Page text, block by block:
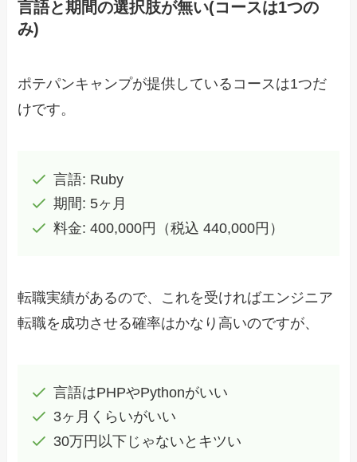
言語と期間の選択肢が無い(コースは1つの
み)
ポテパンキャンプが提供しているコースは1つだ
けです。
言語: Ruby
期間: 5ヶ月
料金: 400,000円（税込 440,000円）
転職実績があるので、これを受ければエンジニア
転職を成功させる確率はかなり高いのですが、
言語はPHPやPythonがいい
3ヶ月くらいがいい
30万円以下じゃないとキツい